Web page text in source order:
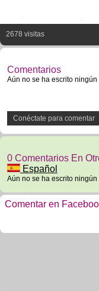
2678 visitas
Comentarios
Aún no se ha escrito
Conéctate para comentar
0 Comentarios En
Español
Aún no se ha escrito
Comentar en